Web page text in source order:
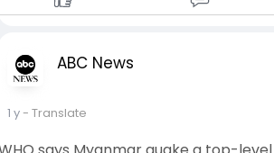
ABC News
1 y- Translate